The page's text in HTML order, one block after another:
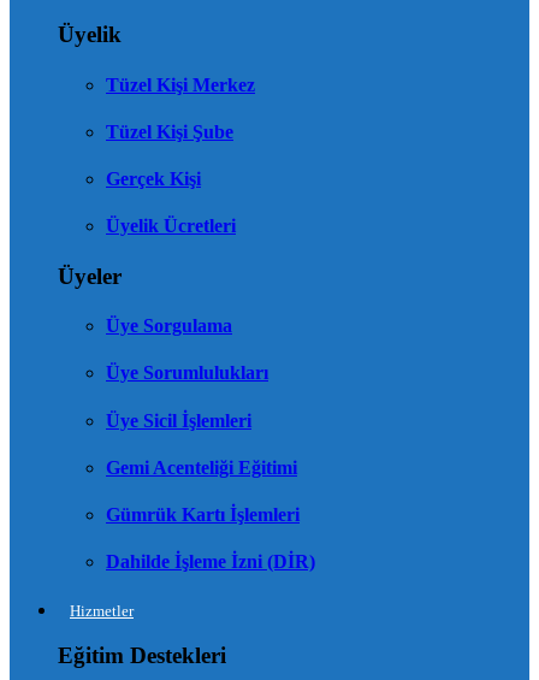
Üyelik
Tüzel Kişi Merkez
Tüzel Kişi Şube
Gerçek Kişi
Üyelik Ücretleri
Üyeler
Üye Sorgulama
Üye Sorumlulukları
Üye Sicil İşlemleri
Gemi Acenteliği Eğitimi
Gümrük Kartı İşlemleri
Dahilde İşleme İzni (DİR)
Hizmetler
Eğitim Destekleri